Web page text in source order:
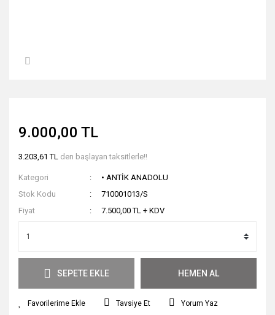
9.000,00 TL
3.203,61 TL den başlayan taksitlerle!!
Kategori
• ANTİK ANADOLU
Stok Kodu
710001013/S
Fiyat
7.500,00 TL + KDV
SEPETE EKLE HEMEN AL
Tavsiye Et Yorum Yaz